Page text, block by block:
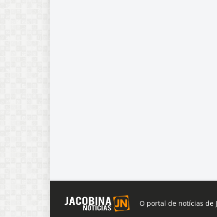
O portal de notícias de